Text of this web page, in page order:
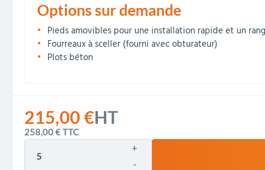
215,00 €HT
258,00 €TTC
+
-
Options sur demande
Pieds amovibles pour une installation rapide et un
Fourreaux à sceller (fourni avec obturateur)
Plots béton